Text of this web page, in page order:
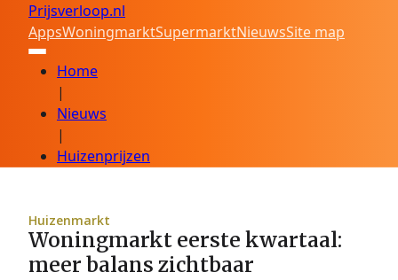
Prijsverloop.nl
AppsWoningmarktSupermarktNieuwsSite map
Home
|
Nieuws
|
Huizenprijzen
Huizenmarkt
Woningmarkt eerste kwartaal:
meer balans zichtbaar